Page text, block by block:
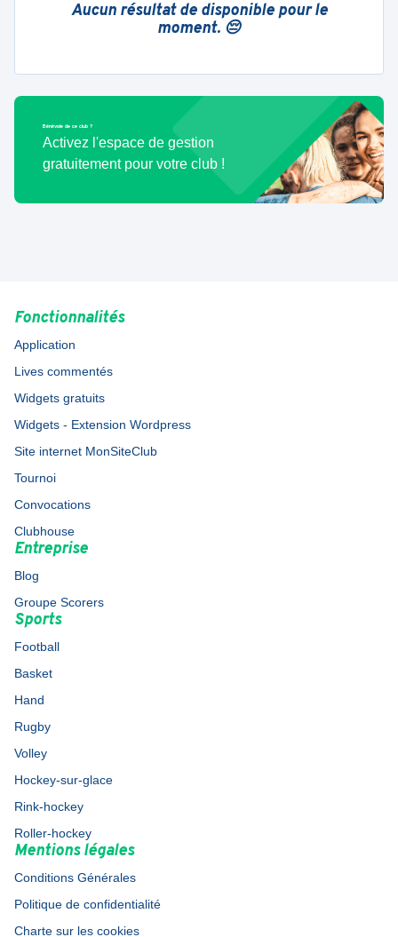
Aucun résultat de disponible pour le
moment. 😔
Bénévole de ce club ?
Activez l'espace de gestion
gratuitement pour votre club !
Fonctionnalités
Application
Lives commentés
Widgets gratuits
Widgets - Extension Wordpress
Site internet MonSiteClub
Tournoi
Convocations
Clubhouse
Entreprise
Blog
Groupe Scorers
Sports
Football
Basket
Hand
Rugby
Volley
Hockey-sur-glace
Rink-hockey
Roller-hockey
Mentions légales
Conditions Générales
Politique de confidentialité
Charte sur les cookies